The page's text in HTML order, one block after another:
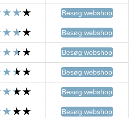
Besøg webshop
Besøg webshop
Besøg webshop
Besøg webshop
Besøg webshop
Besøg webshop